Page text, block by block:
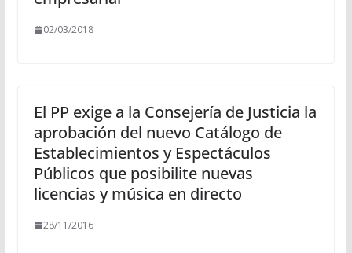
02/03/2018
El PP exige a la Consejería de Justicia la
aprobación del nuevo Catálogo de
Establecimientos y Espectáculos
Públicos que posibilite nuevas
licencias y música en directo
28/11/2016